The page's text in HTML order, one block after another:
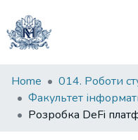
Communities
&
Collections
Home 014. Роботи
Факультет